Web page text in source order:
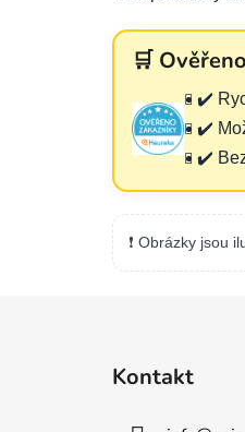
🛒
✔️
✔️
✔️
❗ Obrázky jsou
Kontakt